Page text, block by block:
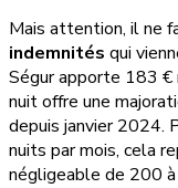
Mais attention, il ne
indemnités qui
Ségur apporte 183 €
nuit offre une
depuis janvier 2024.
nuits par mois, cela
négligeable de 200